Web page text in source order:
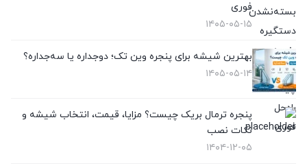
تعویض پنجره دوجداره
توری پلیسه (10)
توری پنجره
در UPVC(9)
در آلمینیوم(10)
فوری
۱۴۰۵-۰۵-۱۵
بهترین شیشه برای پنجره وین تک؛ دوجداره یا سه‌جداره؟
۱۴۰۵-۰۵-۱۴
پنجره ترمال بریک چیست؟ مزایا، قیمت، انتخاب شیشه و
نکات نصب
۱۴۰۴-۱۲-۰۵